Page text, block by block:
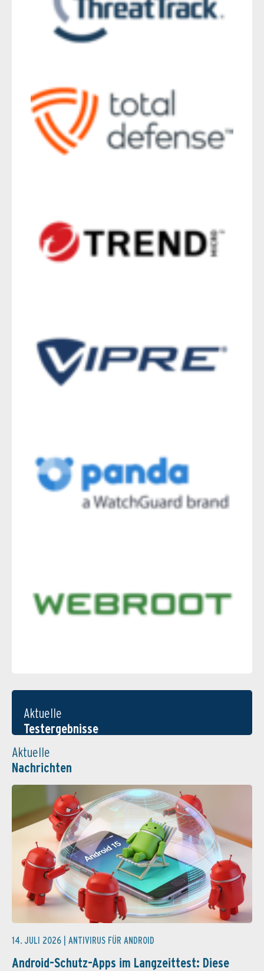
Aktuelle
Testergebnisse
Aktuelle
Nachrichten
14. JULI 2026 | ANTIVIRUS FÜR ANDROID
Android-Schutz-Apps im Langzeittest: Diese